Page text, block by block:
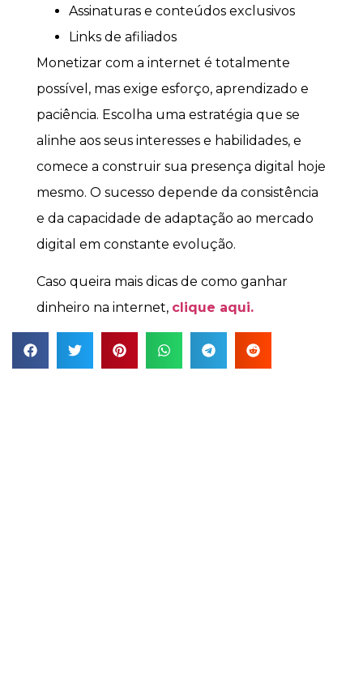
Assinaturas e conteúdos exclusivos
Links de afiliados
Monetizar com a internet é totalmente
possível, mas exige esforço, aprendizado e
paciência. Escolha uma estratégia que se
alinhe aos seus interesses e habilidades, e
comece a construir sua presença digital hoje
mesmo. O sucesso depende da consistência
e da capacidade de adaptação ao mercado
digital em constante evolução.
Caso queira mais dicas de como ganhar
dinheiro na internet, clique aqui.